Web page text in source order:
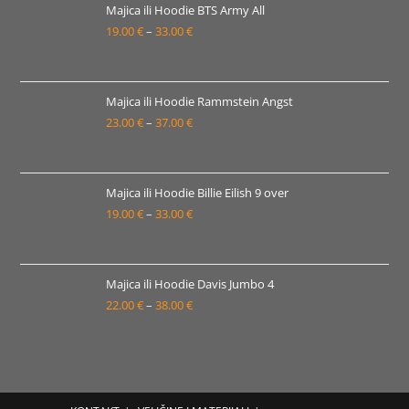
19.00 €
do
Majica ili Hoodie BTS Army All
19.00€– 33.00€Raspon
19.00 €
do
Majica ili Hoodie Rammstein Angst
23.00€– 37.00€Raspon
23.00 €
do
Majica ili Hoodie Billie Eilish 9 over
19.00€– 33.00€Raspon
19.00 €
do
Majica ili Hoodie Davis Jumbo 4
22.00€– 38.00€Raspon
do